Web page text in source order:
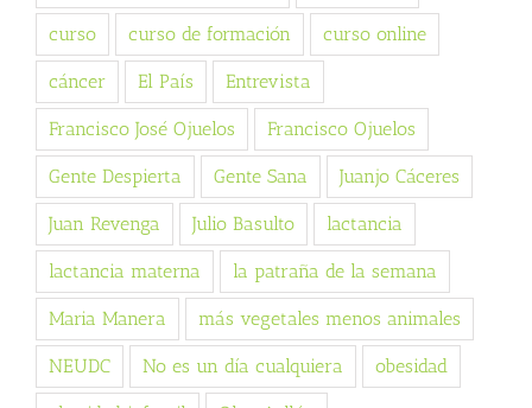
curso curso de formación curso online
cáncer El País Entrevista
Francisco José Ojuelos Francisco Ojuelos
Gente Despierta Gente Sana Juanjo Cáceres
Juan Revenga Julio Basulto lactancia
lactancia materna la patraña de la semana
Maria Manera más vegetales menos animales
NEUDC No es un día cualquiera obesidad